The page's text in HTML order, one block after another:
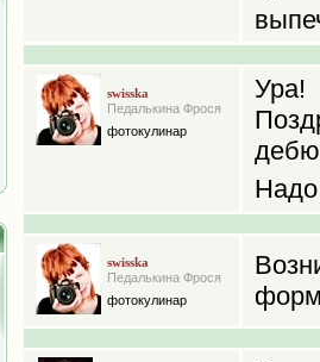
swisska
Педалькина Фрося
фотокулинар
Надо
swisska
Педалькина Фрося
фотокулинар